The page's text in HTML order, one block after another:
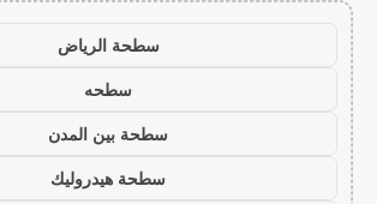
سطحة الرياض
سطحه
سطحة بين المدن
سطحة هيدروليك